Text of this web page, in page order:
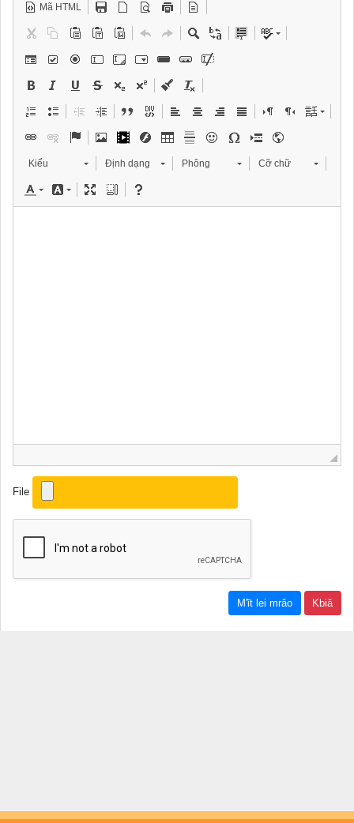
Mã HTML
Kiểu Định dạng Phông Cỡ chữ
File
Kbiă